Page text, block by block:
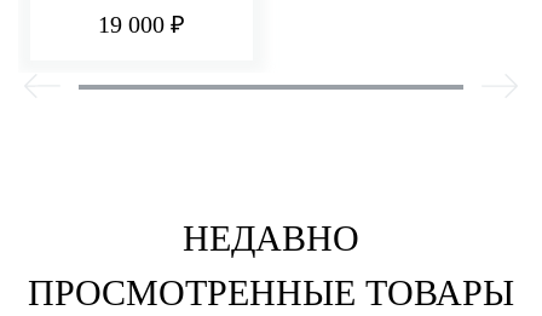
РАКОВИНЫ/ДУША
19 000 ₽
НЕДАВНО
ПРОСМОТРЕННЫЕ ТОВАРЫ